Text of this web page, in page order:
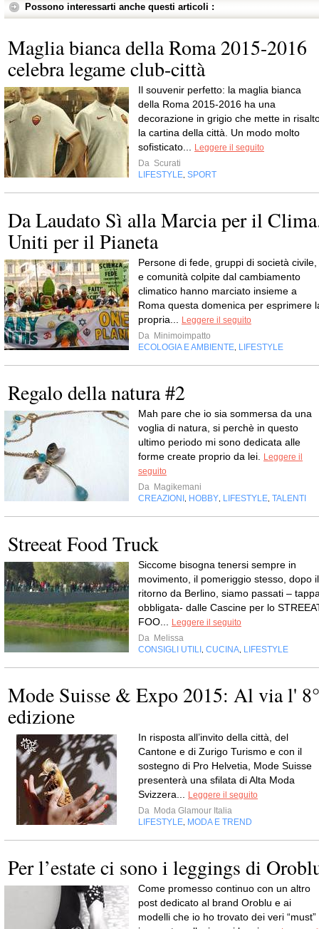
Possono interessarti anche questi articoli :
Maglia bianca della Roma 2015-2016
celebra legame club-città
Il souvenir perfetto: la maglia bianca
della Roma 2015-2016 ha una
decorazione in grigio che mette in
la cartina della città. Un modo molto
sofisticato...
Leggere il seguito
Da Scurati
LIFESTYLE SPORT
Da Laudato Sì alla Marcia per il
Uniti per il Pianeta
Persone di fede, gruppi di società civile,
e comunità colpite dal cambiamento
climatico hanno marciato insieme a
Roma questa domenica per esprimere
propria...
Leggere il seguito
Da Minimoimpatto
ECOLOGIA E AMBIENTE LIFESTYLE
Regalo della natura #2
Mah pare che io sia sommersa da una
voglia di natura, si perchè in questo
ultimo periodo mi sono dedicata alle
forme create proprio da lei.
Leggere il
seguito
Da Magikemani
CREAZIONI
HOBBY LIFESTYLE TALENTI
Streeat Food Truck
Siccome bisogna tenersi sempre in
movimento, il pomeriggio stesso, dopo il
ritorno da Berlino, siamo passati –
obbligata- dalle Cascine per lo
FOO...
Leggere il seguito
Da Melissa
CONSIGLI UTILI
CUCINA LIFESTYLE
Mode Suisse & Expo 2015: Al via l' 8°
edizione
In risposta all’invito della città, del
Cantone e di Zurigo Turismo e con il
sostegno di Pro Helvetia, Mode Suisse
presenterà una sfilata di Alta Moda
Svizzera...
Leggere il seguito
Da Moda Glamour Italia
LIFESTYLE MODA E TREND
Per l’estate ci sono i leggings di
Come promesso continuo con un altro
post dedicato al brand Oroblu e ai
modelli che io ho trovato dei veri “must”